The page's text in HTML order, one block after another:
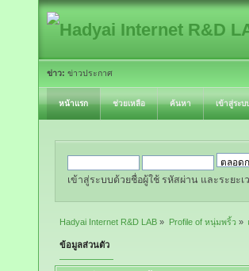
ข่าว: ข่าวประกาศ
หน้าแรก ช่วยเหลือ ค้นหา เข้าสู่ระบ
เข้าสู่ระบบด้วยชื่อผู้ใช้ รหัสผ่าน และระยะเ
Hadyai Internet R&D LAB » Profile of หนุ่มพริ้ว»
ข้อมูลส่วนตัว